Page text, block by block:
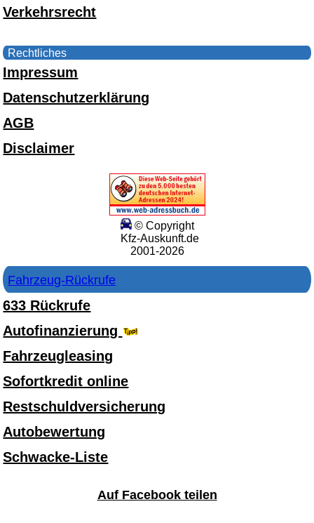
Verkehrsrecht
Rechtliches
Impressum
Datenschutzerklärung
AGB
Disclaimer
© Copyright
Kfz-Auskunft.de
2001-2026
Fahrzeug-Rückrufe
633 Rückrufe
Autofinanzierung
Fahrzeugleasing
Sofortkredit online
Restschuldversicherung
Autobewertung
Schwacke-Liste
Auf Facebook teilen